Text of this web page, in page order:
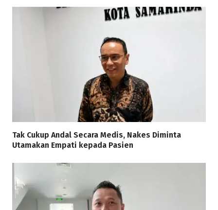
Tak Cukup Andal Secara Medis, Nakes Diminta
Utamakan Empati kepada Pasien